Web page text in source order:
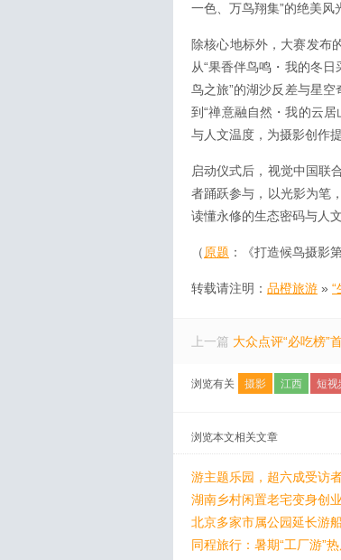
一色、万鸟翔集”的绝美风
除核心地标外，大赛发布
从“果香伴鸟鸣・我的冬
鸟之旅”的湖沙反差与星空
到“禅意融自然・我的云
与人文温度，为摄影创作
启动仪式后，视觉中国联
者踊跃参与，以光影为笔
读懂永修的生态密码与人
（ 原题 ：《打造候鸟摄影
转载请注明： 品橙旅游 » “
上一篇 大众点评“必吃榜”
浏览有关 摄影 江西 短视
浏览本文相关文章
游主题乐园，超六成受访
湖南乡村闲置老宅变身创
北京多家市属公园延长游
同程旅行：暑期“工厂游”